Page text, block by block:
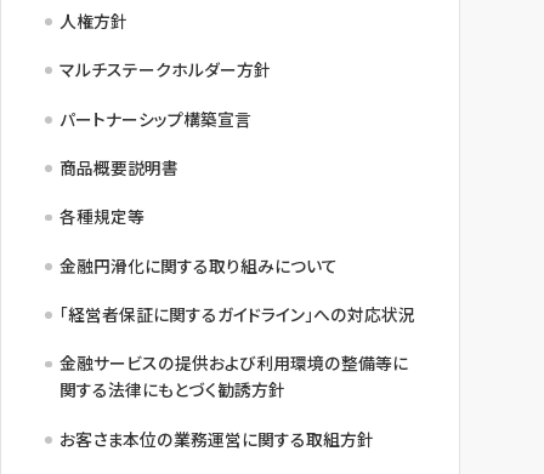
人権方針
マルチステークホルダー方針
パートナーシップ構築宣言
商品概要説明書
各種規定等
金融円滑化に関する取り組みについて
「経営者保証に関するガイドライン」への対応状況
金融サービスの提供および利用環境の整備等に
関する法律にもとづく勧誘方針
お客さま本位の業務運営に関する取組方針